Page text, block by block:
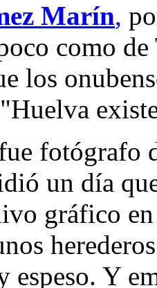
Marín,
como
los
fotógrafo
un día
gráfico
Y